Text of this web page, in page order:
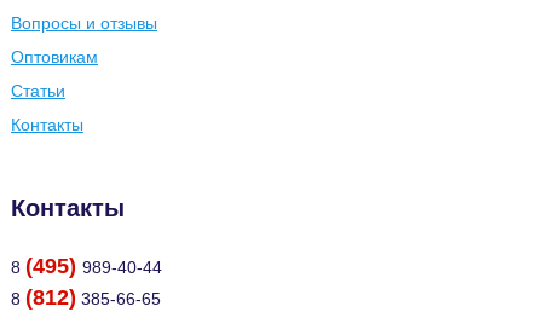
Вопросы и отзывы
Оптовикам
Статьи
Контакты
Контакты
8 (495) 989-40-44
8 (812) 385-66-65